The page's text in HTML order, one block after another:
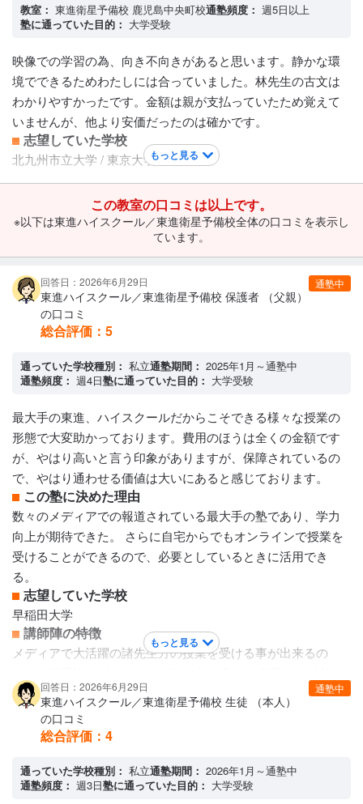
カリキュラムについて
面談で講義を決めていく。必要か不必要かの見極めが難し
ないと次の回に進めない。またうちの子は好きな教科ばかり
先取りでやってしまい、苦手教科の講座か少し終わらずもっ
たいなかった。 講義は26回のかカリキュラムになっている？
保護者への連絡手段
電話連絡 / メール連絡
アクセス・周りの環境
現役生対象の塾や予備校は限られており、自習塾なども増え
てはいる現状。
教室： 東進衛星予備校 鹿児島中央町校通塾頻度： 週5日以上
塾に通っていた目的： 大学受験
映像での学習の為、向き不向きがあると思います。静かな環
境でできるためわたしには合っていました。林先生の古文は
わかりやすかったです。金額は親が支払っていたため覚えて
いませんが、他より安価だったのは確かです。
志望していた学校
北九州市立大学 / 東京大学もっと見る
この教室の口コミは以上です。
※以下は東進ハイスクール／東進衛星予備校全体の口コミを表示し
ています。
通塾中
回答日：2026年6月29日
東進ハイスクール／東進衛星予備校 保護者 （父親）
の口コミ
総合評価： 5
通っていた学校種別： 私立通塾期間： 2025年1月～通塾中
通塾頻度： 週4日塾に通っていた目的： 大学受験
最大手の東進、ハイスクールだからこそできる様々な授業の
形態で大変助かっております。費用のほうは全くの金額です
が、やはり高いと言う印象がありますが、保障されているの
で、やはり通わせる価値は大いにあると感じております。
この塾に決めた理由
数々のメディアでの報道されている最大手の塾であり、学力
向上が期待できた。 さらに自宅からでもオンラインで授業を
受けることができるので、必要としているときに活用でき
る。
志望していた学校
早稲田大学
講師陣の特徴
メディアで大活躍の諸先生方の授業を受ける事が出来るの
りもまして学習意欲を高めて取り組んでいます。 講師だけで
なく、経験豊富なスタッフが丁寧に対応してくださるので、
今後の学力向上を期待しています。
本人と相談しながら、分かるまで時間をかける事ができるよ
うスモールステップできるようにしてくだっています。途中
もっと見る
通塾中
回答日：2026年6月29日
東進ハイスクール／東進衛星予備校 生徒 （本人）
の口コミ
総合評価： 4
通っていた学校種別： 私立通塾期間： 2026年1月～通塾中
通塾頻度： 週3日塾に通っていた目的： 大学受験